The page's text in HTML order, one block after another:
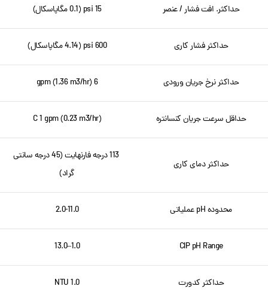
حداکثر. افت فشار / عنصر 15 psi (0.1 مگاپاسکال)
حداکثر فشار کاری 600 psi (4.14 مگاپاسکال)
حداکثر نرخ جریان ورودی 6 gpm (1.36 m3/hr)
حداقل سرعت جریان کنسانتره C 1 gpm (0.23 m3/hr)
حداکثر دمای کاری
113 درجه فارنهایت (45 درجه سانتی
گراد)
محدوده pH عملیاتی 2.0-11.0
CIP pH Range
1.0–13.0
حداکثر کدورت 1.0 NTU